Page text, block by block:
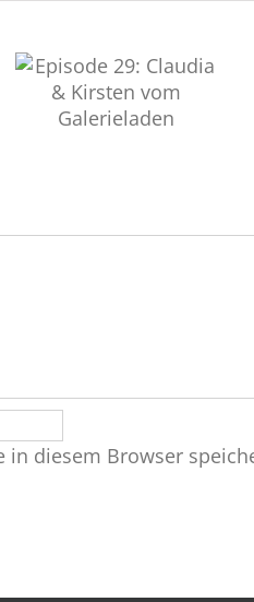
Episode 28: Nicole
Zacharias aka Zachi
in diesem Browser